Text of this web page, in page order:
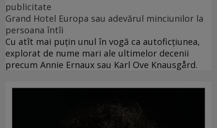
publicitate
Grand Hotel Europa sau adevărul minciunilor la
persoana întîi
Cu atît mai puțin unul în vogă ca autoficțiunea,
explorat de nume mari ale ultimelor decenii
precum Annie Ernaux sau Karl Ove Knausgård.